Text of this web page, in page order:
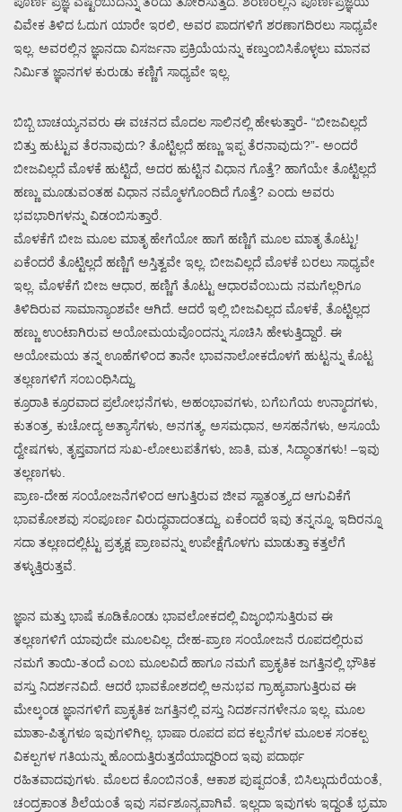
ವಿವೇಕ ತಿಳಿದ ಓದುಗ ಯಾರೇ ಇರಲಿ, ಅವರ ಪಾದಗಳಿಗೆ ಶರಣಾಗದಿರಲು ಸಾಧ್ಯವೇ
ಇಲ್ಲ. ಅವರಲ್ಲಿನ ಜ್ಞಾನದಾ ವಿಸರ್ಜನಾ ಪ್ರಕ್ರಿಯೆಯನ್ನು ಕಣ್ತುಂಬಿಸಿಕೊಳ್ಳಲು ಮಾನವ
ನಿರ್ಮಿತ ಜ್ಞಾನಗಳ ಕುರುಡು ಕಣ್ಣಿಗೆ ಸಾಧ್ಯವೇ ಇಲ್ಲ.
ಬಿಬ್ಬಿ ಬಾಚಯ್ಯನವರು ಈ ವಚನದ ಮೊದಲ ಸಾಲಿನಲ್ಲಿ ಹೇಳುತ್ತಾರೆ- “ಬೀಜವಿಲ್ಲದೆ
ಬಿತ್ತು ಹುಟ್ಟುವ ತೆರನಾವುದು? ತೊಟ್ಟಿಲ್ಲದೆ ಹಣ್ಣು ಇಪ್ಪ ತೆರನಾವುದು?”- ಅಂದರೆ
ಬೀಜವಿಲ್ಲದೆ ಮೊಳಕೆ ಹುಟ್ಟಿದೆ, ಅದರ ಹುಟ್ಟಿನ ವಿಧಾನ ಗೊತ್ತೆ? ಹಾಗೆಯೇ ತೊಟ್ಟಿಲ್ಲದೆ
ಹಣ್ಣು ಮೂಡುವಂತಹ ವಿಧಾನ ನಮ್ಮೊಳಗೊಂದಿದೆ ಗೊತ್ತೆ? ಎಂದು ಅವರು
ಭವಭಾರಿಗಳನ್ನು ವಿಡಂಬಿಸುತ್ತಾರೆ.
ಮೊಳಕೆಗೆ ಬೀಜ ಮೂಲ ಮಾತೃ ಹೇಗೆಯೋ ಹಾಗೆ ಹಣ್ಣಿಗೆ ಮೂಲ ಮಾತೃ ತೊಟ್ಟು!
ಏಕೆಂದರೆ ತೊಟ್ಟಿಲ್ಲದೆ ಹಣ್ಣಿಗೆ ಅಸ್ತಿತ್ವವೇ ಇಲ್ಲ. ಬೀಜವಿಲ್ಲದೆ ಮೊಳಕೆ ಬರಲು ಸಾಧ್ಯವೇ
ಇಲ್ಲ. ಮೊಳಕೆಗೆ ಬೀಜ ಆಧಾರ, ಹಣ್ಣಿಗೆ ತೊಟ್ಟು ಆಧಾರವೆಂಬುದು ನಮಗೆಲ್ಲರಿಗೂ
ತಿಳಿದಿರುವ ಸಾಮಾನ್ಯಾಂಶವೇ ಆಗಿದೆ. ಆದರೆ ಇಲ್ಲಿ ಬೀಜವಿಲ್ಲದ ಮೊಳಕೆ, ತೊಟ್ಟಿಲ್ಲದ
ಹಣ್ಣು ಉಂಟಾಗಿರುವ ಅಯೋಮಯವೊಂದನ್ನು ಸೂಚಿಸಿ ಹೇಳುತ್ತಿದ್ದಾರೆ. ಈ
ಅಯೋಮಯ ತನ್ನ ಊಹೆಗಳಿಂದ ತಾನೇ ಭಾವನಾಲೋಕದೊಳಗೆ ಹುಟ್ಟನ್ನು ಕೊಟ್ಟ
ತಲ್ಲಣಗಳಿಗೆ ಸಂಬಂಧಿಸಿದ್ದು.
ಕ್ರೂರಾತಿ ಕ್ರೂರವಾದ ಪ್ರಲೋಭನೆಗಳು, ಅಹಂಭಾವಗಳು, ಬಗೆಬಗೆಯ ಉನ್ಮಾದಗಳು,
ಕುತಂತ್ರ, ಕುಚೋದ್ಯ ಅತ್ಯಾಸೆಗಳು, ಅನಗತ್ಯ, ಅಸಮಧಾನ, ಅಸಹನೆಗಳು, ಅಸೂಯೆ
ದ್ವೇಷಗಳು, ತೃಪ್ತವಾಗದ ಸುಖ-ಲೋಲುಪತೆಗಳು, ಜಾತಿ, ಮತ, ಸಿದ್ಧಾಂತಗಳು! –ಇವು
ತಲ್ಲಣಗಳು.
ಪ್ರಾಣ-ದೇಹ ಸಂಯೋಜನೆಗಳಿಂದ ಆಗುತ್ತಿರುವ ಜೀವ ಸ್ವಾತಂತ್ರ್ಯದ ಆಗುವಿಕೆಗೆ
ಭಾವಕೋಶವು ಸಂಪೂರ್ಣ ವಿರುದ್ಧವಾದಂತದ್ದು. ಏಕೆಂದರೆ ಇವು ತನ್ನನ್ನೂ, ಇದಿರನ್ನೂ
ಸದಾ ತಲ್ಲಣದಲ್ಲಿಟ್ಟು ಪ್ರತ್ಯಕ್ಷ ಪ್ರಾಣವನ್ನು ಉಪೇಕ್ಷೆಗೊಳಗು ಮಾಡುತ್ತಾ ಕತ್ತಲೆಗೆ
ತಳ್ಳುತ್ತಿರುತ್ತವೆ.
ಜ್ಞಾನ ಮತ್ತು ಭಾಷೆ ಕೂಡಿಕೊಂಡು ಭಾವಲೋಕದಲ್ಲಿ ವಿಜೃಂಭಿಸುತ್ತಿರುವ ಈ
ತಲ್ಲಣಗಳಿಗೆ ಯಾವುದೇ ಮೂಲವಿಲ್ಲ. ದೇಹ-ಪ್ರಾಣ ಸಂಯೋಜನೆ ರೂಪದಲ್ಲಿರುವ
ನಮಗೆ ತಾಯಿ-ತಂದೆ ಎಂಬ ಮೂಲವಿದೆ ಹಾಗೂ ನಮಗೆ ಪ್ರಾಕೃತಿಕ ಜಗತ್ತಿನಲ್ಲಿ ಭೌತಿಕ
ವಸ್ತು ನಿದರ್ಶನವಿದೆ. ಆದರೆ ಭಾವಕೋಶದಲ್ಲಿ ಅನುಭವ ಗ್ರಾಹ್ಯವಾಗುತ್ತಿರುವ ಈ
ಮೇಲ್ಕಂಡ ಜ್ಞಾನಗಳಿಗೆ ಪ್ರಾಕೃತಿಕ ಜಗತ್ತಿನಲ್ಲಿ ವಸ್ತು ನಿದರ್ಶನಗಳೇನೂ ಇಲ್ಲ. ಮೂಲ
ಮಾತಾ-ಪಿತೃಗಳೂ ಇವುಗಳಿಗಿಲ್ಲ. ಭಾಷಾ ರೂಪದ ಪದ ಕಲ್ಪನೆಗಳ ಮೂಲಕ ಸಂಕಲ್ಪ
ವಿಕಲ್ಪಗಳ ಗತಿಯನ್ನು ಹೊಂದುತ್ತಿರುತ್ತದೆಯಾದ್ದರಿಂದ ಇವು ಪದಾರ್ಥ
ರಹಿತವಾದವುಗಳು. ಮೊಲದ ಕೊಂಬಿನಂತೆ, ಆಕಾಶ ಪುಷ್ಪದಂತೆ, ಬಿಸಿಲ್ಗುದುರೆಯಂತೆ,
ಚಂದ್ರಕಾಂತ ಶಿಲೆಯಂತೆ ಇವು ಸರ್ವಶೂನ್ಯವಾಗಿವೆ. ಇಲ್ಲದಾ ಇವುಗಳು ಇದ್ದಂತೆ ಭ್ರಮಾ